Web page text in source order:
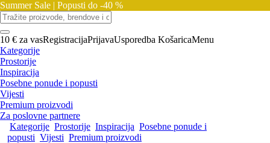
Summer Sale | Popusti do -40 %
10 € za vasRegistracijaPrijavaUsporedba KošaricaMenu
Kategorije
Prostorije
Inspiracija
Posebne ponude i popusti
Vijesti
Premium proizvodi
Za poslovne partnere
Kategorije Prostorije Inspiracija Posebne ponude i
popusti Vijesti Premium proizvodi